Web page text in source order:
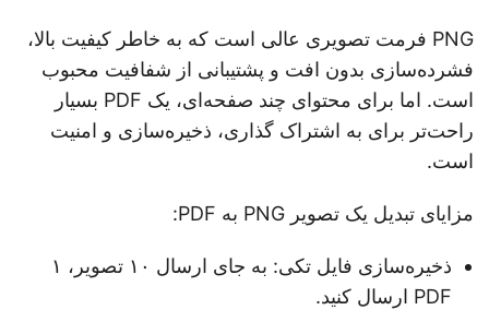
PNG فرمت تصویری عالی است که به خاطر کیفیت بالا،
فشرده‌سازی بدون افت و پشتیبانی از شفافیت محبوب
است. اما برای محتوای چند صفحه‌ای، یک PDF بسیار
راحت‌تر برای به اشتراک گذاری، ذخیره‌سازی و امنیت
است.
مزایای تبدیل یک تصویر PNG به PDF:
ذخیره‌سازی فایل تکی: به جای ارسال ۱۰ تصویر، ۱
PDF ارسال کنید.